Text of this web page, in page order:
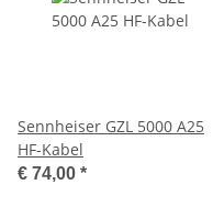
Sennheiser GZL 5000 A25
HF-Kabel
€ 74,00 *